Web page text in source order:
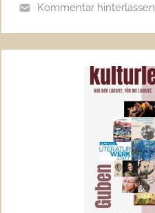
Kommentar hinterlassen